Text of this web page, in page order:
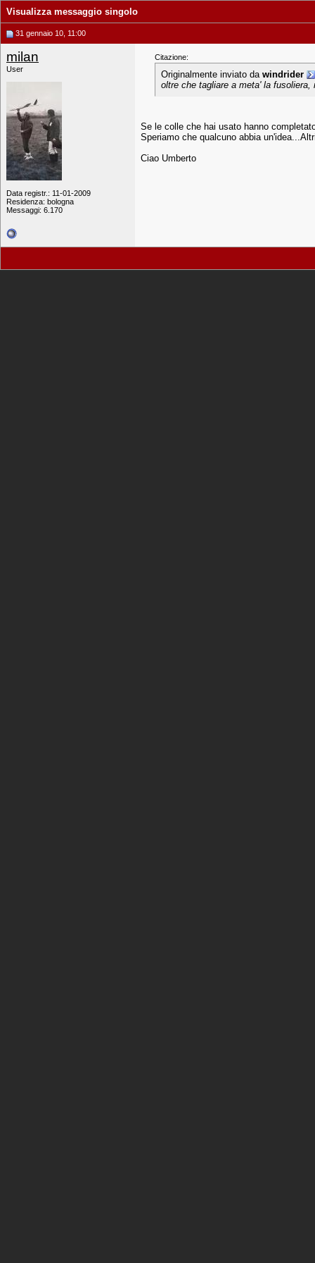
Visualizza messaggio singolo
31 gennaio 10, 11:00
milan
User
Data registr.: 11-01-2009
Residenza: bologna
Messaggi: 6.170
Citazione:
Originalmente inviato da windrider
oltre che tagliare a meta' la fusoliera,
Se le colle che hai usato hanno
Speriamo che qualcuno abbia
Ciao Umberto